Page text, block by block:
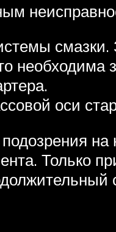
необходима
оси
Только